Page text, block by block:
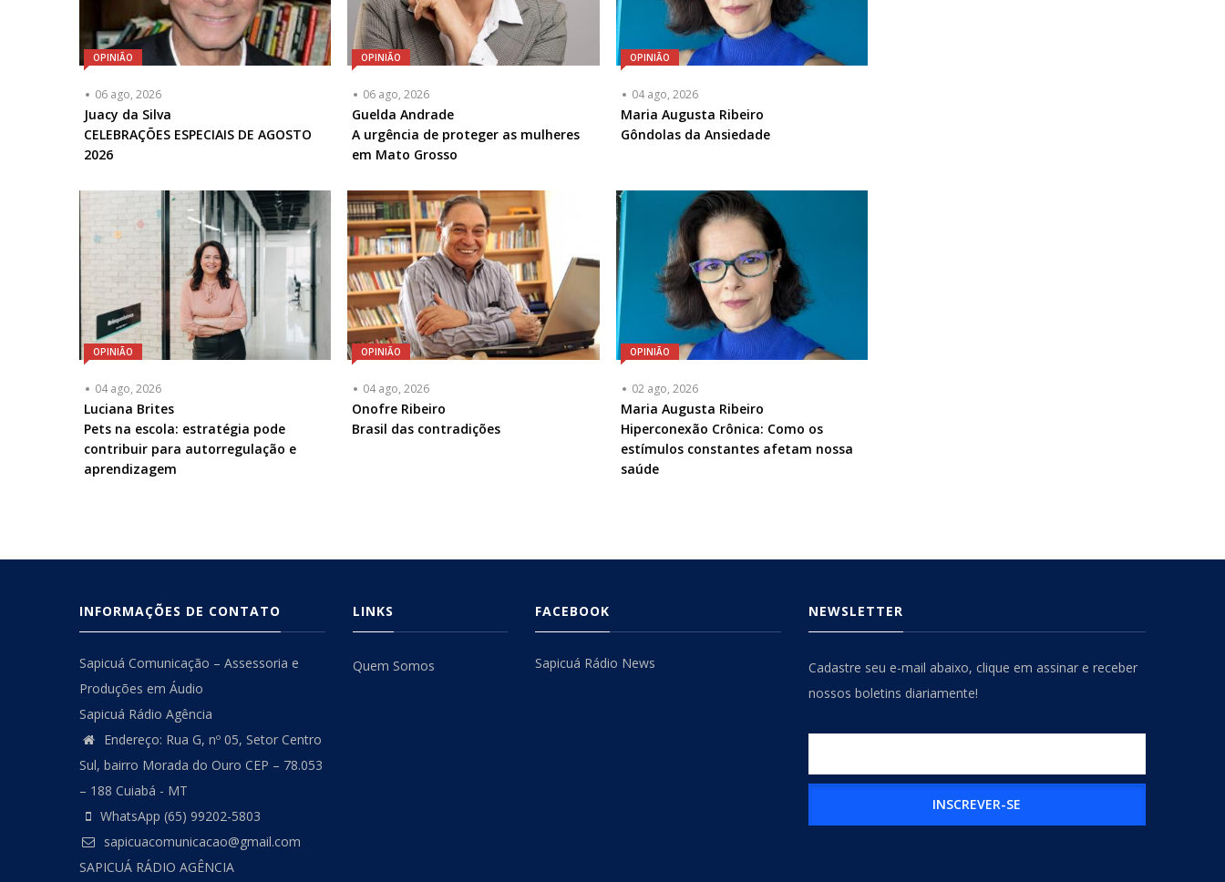
OPINIÃO
06 ago, 2026
Articulista
ou
Chamada
Opcional
Juacy da Silva
CELEBRAÇÕES ESPECIAIS DE AGOSTO
2026
OPINIÃO
06 ago, 2026
Articulista
ou
Chamada
Opcional
Guelda Andrade
A urgência de proteger as mulheres
em Mato Grosso
OPINIÃO
04 ago, 2026
Articulista
ou
Opcional
Maria Augusta Ribeiro
Gôndolas da Ansiedade
OPINIÃO
04 ago, 2026
Articulista
ou
Chamada
-
Luciana Brites
Pets na escola: estratégia pode
contribuir para autorregulação e
aprendizagem
OPINIÃO
04 ago, 2026
Articulista
ou
Onofre Ribeiro
Brasil das contradições
OPINIÃO
02 ago, 2026
Articulista
ou
Chamada
-
Maria Augusta Ribeiro
Hiperconexão Crônica: Como os
estímulos constantes afetam nossa
saúde
INFORMAÇÕES DE CONTATO
Sapicuá Comunicação – Assessoria e
Produções em Áudio
Sapicuá Rádio Agência
Endereço: Rua G, nº 05, Setor Centro
Sul, bairro Morada do Ouro CEP – 78.053
– 188 Cuiabá - MT
WhatsApp (65) 99202-5803
sapicuacomunicacao@gmail.com
SAPICUÁ RÁDIO AGÊNCIA
LINKS
Quem Somos
FACEBOOK
Sapicuá Rádio News
NEWSLETTER
Cadastre seu e-mail abaixo, clique em assinar e receber
nossos boletins diariamente!